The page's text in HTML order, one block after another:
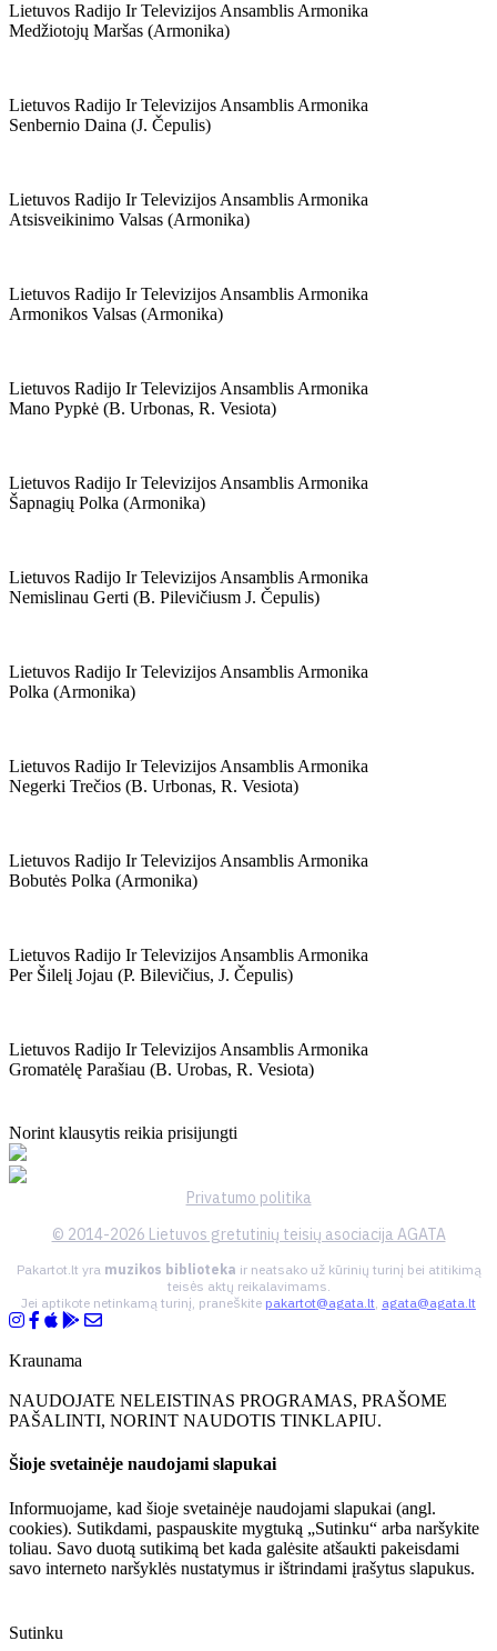
Lietuvos Radijo Ir Televizijos Ansamblis Armonika
Medžiotojų Maršas (armonika)
Lietuvos Radijo Ir Televizijos Ansamblis Armonika
Senbernio Daina (j. Čepulis)
Lietuvos Radijo Ir Televizijos Ansamblis Armonika
Atsisveikinimo Valsas (armonika)
Lietuvos Radijo Ir Televizijos Ansamblis Armonika
Armonikos Valsas (armonika)
Lietuvos Radijo Ir Televizijos Ansamblis Armonika
Mano Pypkė (b. Urbonas, R. Vesiota)
Lietuvos Radijo Ir Televizijos Ansamblis Armonika
Šapnagių Polka (armonika)
Lietuvos Radijo Ir Televizijos Ansamblis Armonika
Nemislinau Gerti (b. Pilevičiusm J. Čepulis)
Lietuvos Radijo Ir Televizijos Ansamblis Armonika
Polka (armonika)
Lietuvos Radijo Ir Televizijos Ansamblis Armonika
Negerki Trečios (b. Urbonas, R. Vesiota)
Lietuvos Radijo Ir Televizijos Ansamblis Armonika
Bobutės Polka (armonika)
Lietuvos Radijo Ir Televizijos Ansamblis Armonika
Per Šilelį Jojau (p. Bilevičius, J. Čepulis)
Lietuvos Radijo Ir Televizijos Ansamblis Armonika
Gromatėlę Parašiau (b. Urobas, R. Vesiota)
Norint klausytis reikia prisijungti
Privatumo politika
© 2014-2026 Lietuvos gretutinių teisių asociacija AGATA
Pakartot.lt yra muzikos biblioteka ir neatsako už kūrinių turinį bei atitikimą
teisės aktų reikalavimams.
Jei aptikote netinkamą turinį, praneškite pakartot@agata.lt, agata@agata.lt
Kraunama
NAUDOJATE NELEISTINAS PROGRAMAS, PRAŠOME
PAŠALINTI, NORINT NAUDOTIS TINKLAPIU.
Šioje svetainėje naudojami slapukai
Informuojame, kad šioje svetainėje naudojami slapukai (angl.
cookies). Sutikdami, paspauskite mygtuką „Sutinku“ arba naršykite
toliau. Savo duotą sutikimą bet kada galėsite atšaukti pakeisdami
savo interneto naršyklės nustatymus ir ištrindami įrašytus slapukus.
Sutinku